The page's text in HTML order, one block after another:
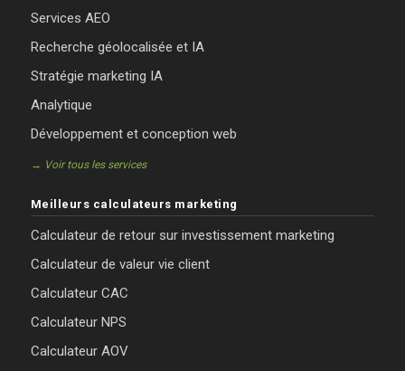
Services AEO
Recherche géolocalisée et IA
Stratégie marketing IA
Analytique
Développement et conception web
→ Voir tous les services
Meilleurs calculateurs marketing
Calculateur de retour sur investissement marketing
Calculateur de valeur vie client
Calculateur CAC
Calculateur NPS
Calculateur AOV